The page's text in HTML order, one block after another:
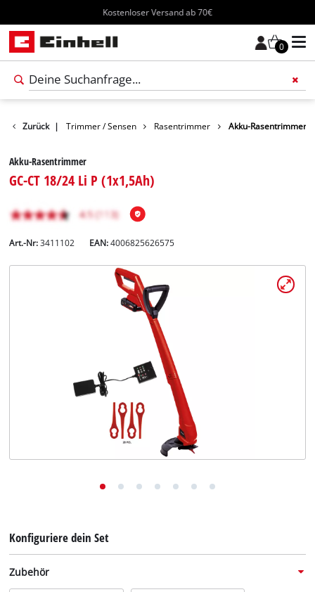
Kostenloser Versand ab 70€
0
Zurück |
Garten Trimmer / Sensen Rasentrimmer Akku-Rasentrimmer
Akku-Rasentrimmer
GC-CT 18/24 Li P (1x1,5Ah)
Art.-Nr: 3411102 EAN:4006825626575
Konfiguriere dein Set
Zubehör